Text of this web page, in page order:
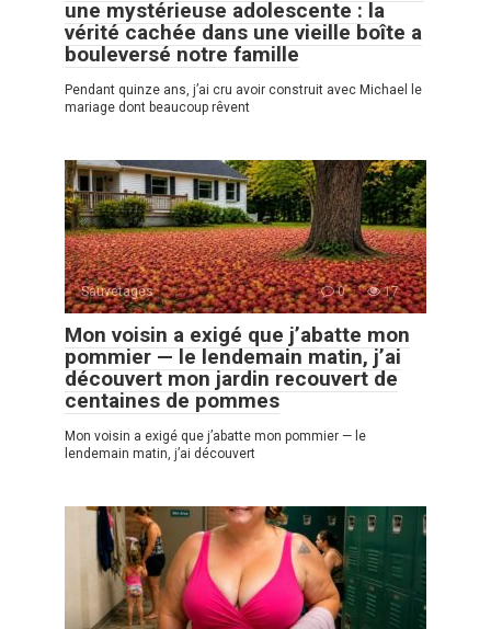
une mystérieuse adolescente : la
vérité cachée dans une vieille boîte a
bouleversé notre famille
Pendant quinze ans, j’ai cru avoir construit avec Michael le
mariage dont beaucoup rêvent
Sauvetages 0 17
Mon voisin a exigé que j’abatte mon
pommier — le lendemain matin, j’ai
découvert mon jardin recouvert de
centaines de pommes
Mon voisin a exigé que j’abatte mon pommier — le
lendemain matin, j’ai découvert